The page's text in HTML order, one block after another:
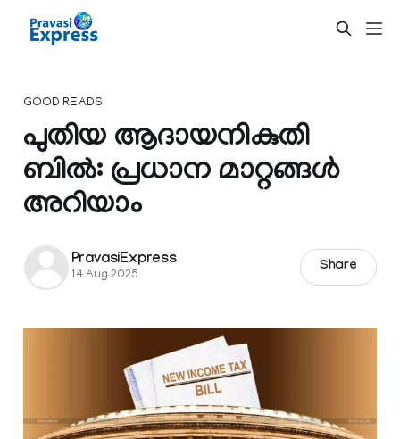
GOOD READS
പുതിയ ആദായനികുതി
ബിൽ: പ്രധാന മാറ്റങ്ങൾ
അറിയാം
PravasiExpress
14 Aug 2025
Share